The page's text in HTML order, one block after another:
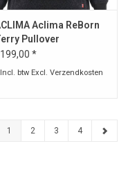
Aclima ReBorn
Pullover
*
btw Excl. Verzendkosten
1 2 3 4